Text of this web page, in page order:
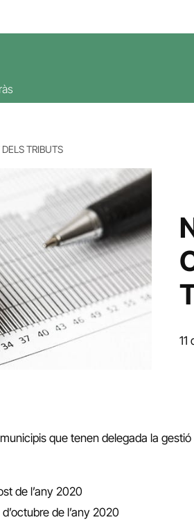
TRIBUTS
11
que tenen delegada la
de l’any 2020
de l’any 2020